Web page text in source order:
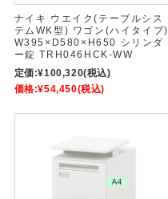
ナイキ ウエイク(テーブルシス
テムWK型) ワゴン(ハイタイプ)
W395×D580×H650 シリンダ
ー錠 TRH046HCK-WW
定価:¥100,320(税込)
価格:¥54,450(税込)